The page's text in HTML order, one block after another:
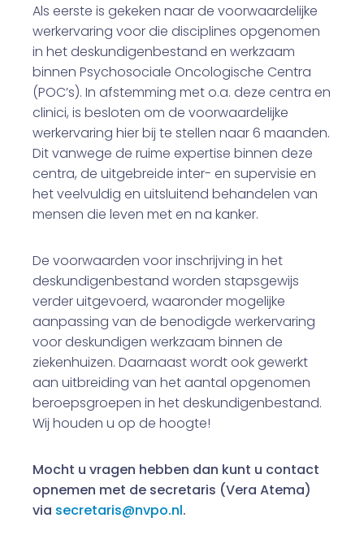
Als eerste is gekeken naar de voorwaardelijke
werkervaring voor die disciplines opgenomen
in het deskundigenbestand en werkzaam
binnen Psychosociale Oncologische Centra
(POC’s). In afstemming met o.a. deze centra en
clinici, is besloten om de voorwaardelijke
werkervaring hier bij te stellen naar 6 maanden.
Dit vanwege de ruime expertise binnen deze
centra, de uitgebreide inter- en supervisie en
het veelvuldig en uitsluitend behandelen van
mensen die leven met en na kanker.
De voorwaarden voor inschrijving in het
deskundigenbestand worden stapsgewijs
verder uitgevoerd, waaronder mogelijke
aanpassing van de benodigde werkervaring
voor deskundigen werkzaam binnen de
ziekenhuizen. Daarnaast wordt ook gewerkt
aan uitbreiding van het aantal opgenomen
beroepsgroepen in het deskundigenbestand.
Wij houden u op de hoogte!
Mocht u vragen hebben dan kunt u contact
opnemen met de secretaris (Vera Atema)
via secretaris@nvpo.nl.